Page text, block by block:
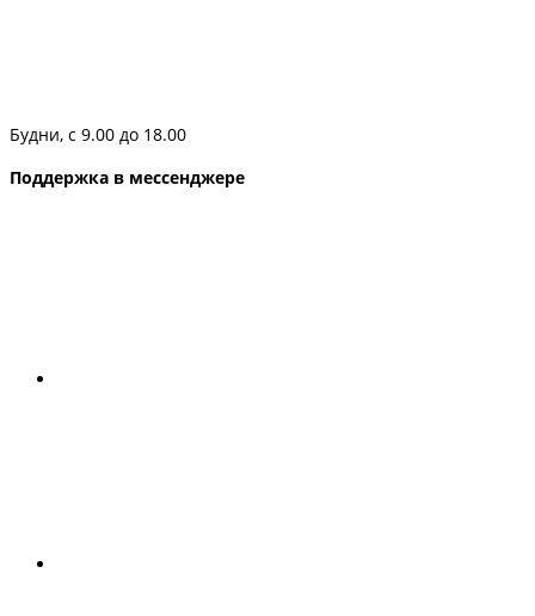
Будни, с 9.00 до 18.00
Поддержка в мессенджере